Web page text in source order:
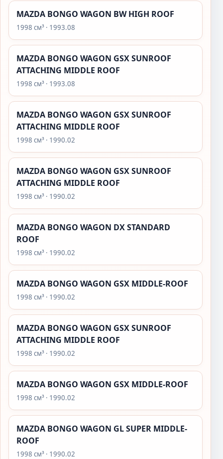
MAZDA BONGO WAGON BW HIGH ROOF
1998 см³ · 1993.08
MAZDA BONGO WAGON GSX SUNROOF
ATTACHING MIDDLE ROOF
1998 см³ · 1993.08
MAZDA BONGO WAGON GSX SUNROOF
ATTACHING MIDDLE ROOF
1998 см³ · 1990.02
MAZDA BONGO WAGON GSX SUNROOF
ATTACHING MIDDLE ROOF
1998 см³ · 1990.02
MAZDA BONGO WAGON DX STANDARD
ROOF
1998 см³ · 1990.02
MAZDA BONGO WAGON GSX MIDDLE-ROOF
1998 см³ · 1990.02
MAZDA BONGO WAGON GSX SUNROOF
ATTACHING MIDDLE ROOF
1998 см³ · 1990.02
MAZDA BONGO WAGON GSX MIDDLE-ROOF
1998 см³ · 1990.02
MAZDA BONGO WAGON GL SUPER MIDDLE-
ROOF
1998 см³ · 1990.02